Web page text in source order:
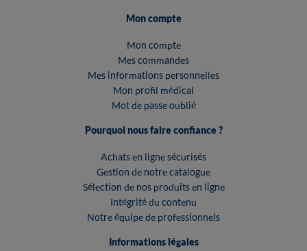
Mon compte
Mon compte
Mes commandes
Mes informations personnelles
Mon profil médical
Mot de passe oublié
Pourquoi nous faire confiance ?
Achats en ligne sécurisés
Gestion de notre catalogue
Sélection de nos produits en ligne
Intégrité du contenu
Notre équipe de professionnels
Informations légales